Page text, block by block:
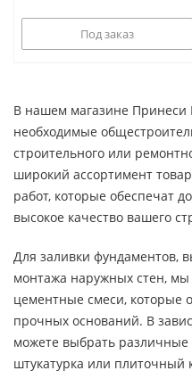
Под заказ
В нашем магазине Принеси
необходимые
строительного или
широкий ассортимент
работ, которые обеспечат
высокое качество вашего
Для заливки фундаментов,
монтажа наружных стен, мы
цементные смеси, которые
прочных оснований. В
можете выбрать различные
штукатурка или плиточный